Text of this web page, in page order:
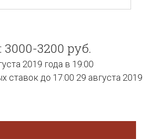
3000-3200 руб.
2019 года в 19:00
ставок до 17:00 29 августа 2019